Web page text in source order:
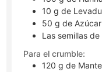
10 g de
50 g de Azúcar
Las semillas
Para el crumble:
120 g de